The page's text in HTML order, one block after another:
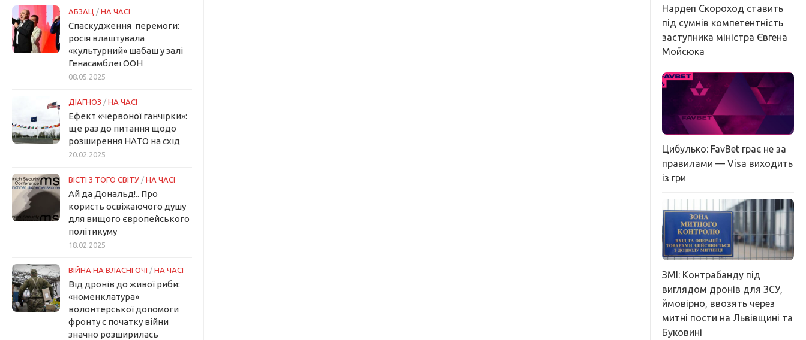
АБЗАЦ / НА ЧАСІ
Спаскудження перемоги:
росія влаштувала
«культурний» шабаш у залі
Генасамблеї ООН
08.05.2025
ДІАГНОЗ / НА ЧАСІ
Ефект «червоної ганчірки»:
ще раз до питання щодо
розширення НАТО на схід
20.02.2025
ВІСТІ З ТОГО СВІТУ / НА ЧАСІ
Ай да Дональд!.. Про
користь освіжаючого душу
для вищого європейського
політикуму
18.02.2025
ВІЙНА НА ВЛАСНІ ОЧІ / НА ЧАСІ
Від дронів до живої риби:
«номенклатура»
волонтерської допомоги
фронту с початку війни
значно розширилась
Нардеп Скороход ставить
під сумнів компетентність
заступника міністра Євгена
Мойсюка
Цибулько: FavBet грає не за
правилами — Visa виходить
із гри
ЗМІ: Контрабанду під
виглядом дронів для ЗСУ,
ймовірно, ввозять через
митні пости на Львівщині та
Буковині